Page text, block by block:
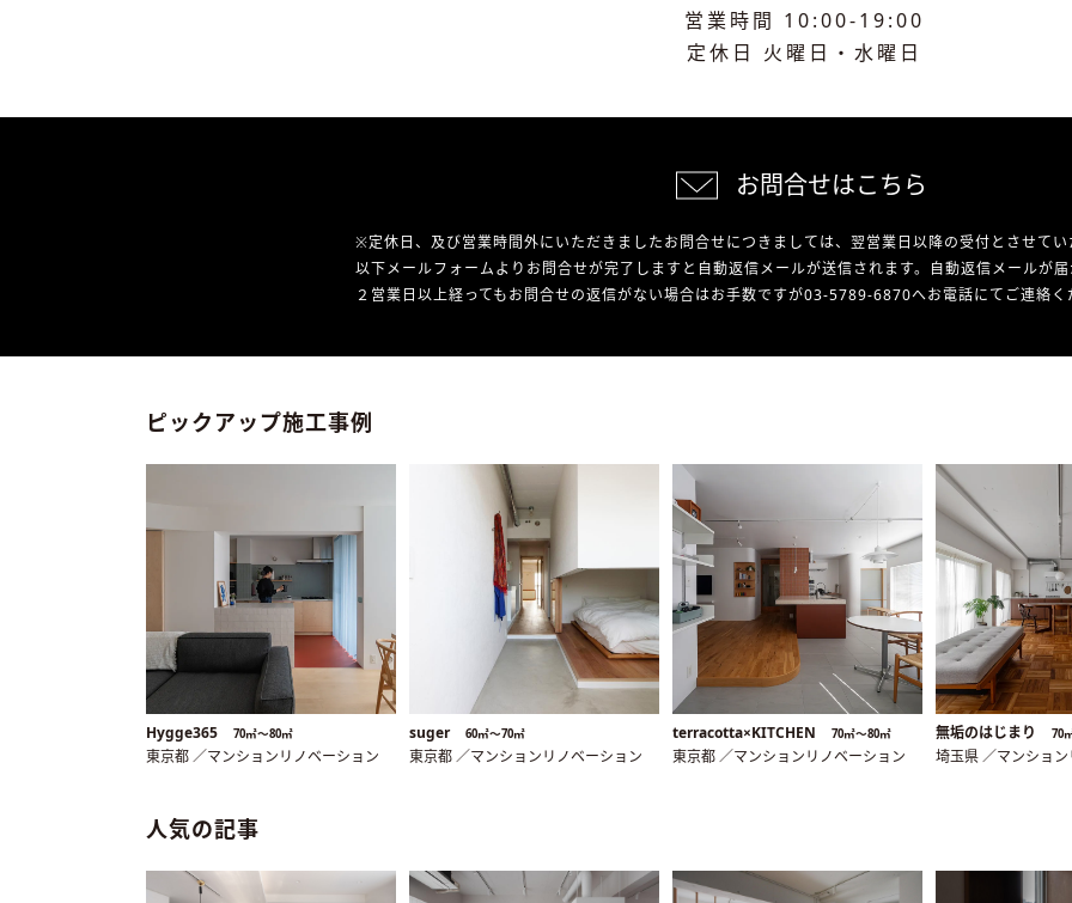
営業時間 10:00-19:00
定休日 火曜日・水曜日
お問合せはこちら
※定休日、及び営業時間外にいただきましたお問合せにつきましては、翌営業日以降の受付とさせてい
以下メールフォームよりお問合せが完了しますと自動返信メールが送信されます。自動返信メールが届
２営業日以上経ってもお問合せの返信がない場合はお手数ですが03-5789-6870へお電話にてご連絡く
ピックアップ施工事例
Hygge365 70㎡〜80㎡
東京都 ／マンションリノベーション
suger 60㎡〜70㎡
東京都 ／マンションリノベーション
terracotta×KITCHEN 70㎡〜80㎡
東京都 ／マンションリノベーション
無垢のはじまり 70
埼玉県 ／マンショ
人気の記事